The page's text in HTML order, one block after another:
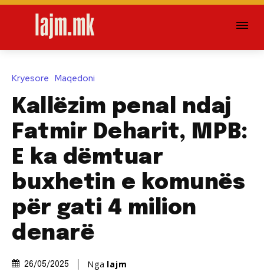
Kryesore Maqedoni
Kallëzim penal ndaj
Fatmir Deharit, MPB:
E ka dëmtuar
buxhetin e komunës
për gati 4 milion
denarë
26/05/2025 Nga lajm